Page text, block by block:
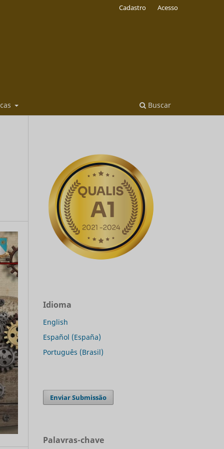
Buscar
Cadastro Acesso
Idioma
English
Español (España)
Português (Brasil)
Enviar Submissão
Palavras-chave